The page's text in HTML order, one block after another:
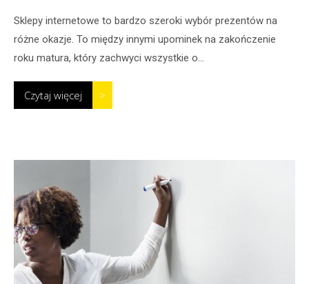
Sklepy internetowe to bardzo szeroki wybór prezentów na
różne okazje. To między innymi upominek na zakończenie
roku matura, który zachwyci wszystkie o...
Czytaj więcej >